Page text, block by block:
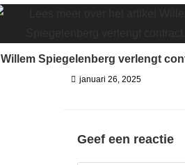
Willem Spiegelenberg verlengt
januari 26, 2025
Geef een reactie